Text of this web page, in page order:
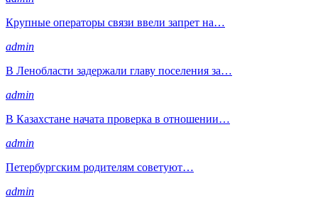
Крупные операторы связи ввели запрет на…
admin
В Ленобласти задержали главу поселения за…
admin
В Казахстане начата проверка в отношении…
admin
Петербургским родителям советуют…
admin